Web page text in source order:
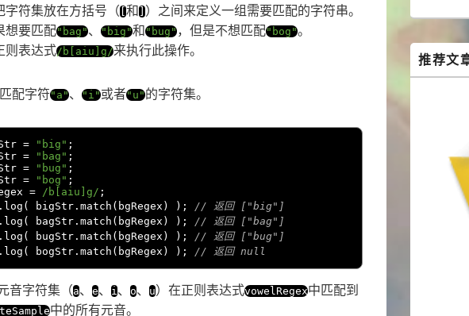
字符集放在方括号（[和]）之间来定义一组需要匹配的字符串。
想要匹配"bag"、 "big"和"bug"，但是不想匹配"bog"。
则表达式/b[aiu]g/来执行此操作。
配字符"a"、 "i"或者"u"的字符集。
= "big" ;
= "bag" ;
= "bug" ;
= "bog" ;
= /b[aiu]g/ ;
. log ( bigStr . match ( bgRegex ) );
// 返回 ["big"]
. log ( bagStr . match ( bgRegex ) );
// 返回 ["bag"]
. log ( bugStr . match ( bgRegex ) );
// 返回 ["bug"]
. log ( bogStr . match ( bgRegex ) ); // 返回 null
音字符集（a、 e、 i、 o、 u）在正则表达式vowelRegex中匹配到
中的所有元音。
推荐文